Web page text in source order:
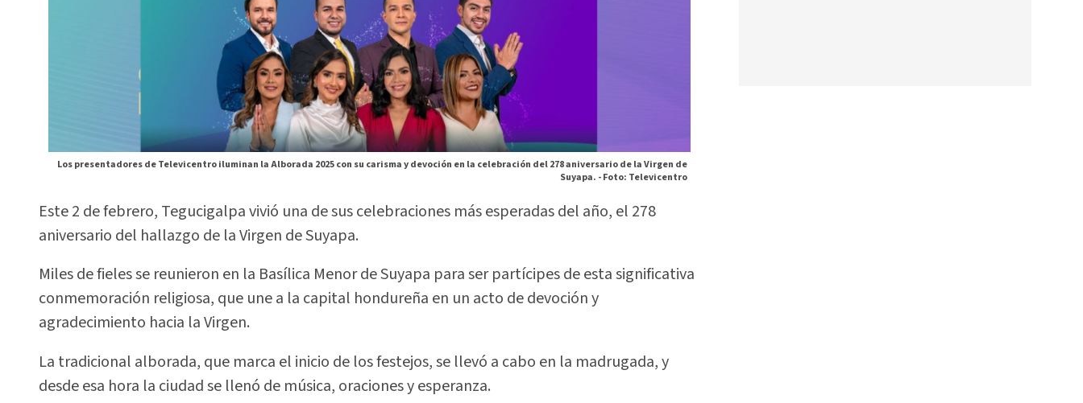
Los presentadores de Televicentro iluminan la Alborada 2025 con su carisma y devoción en la celebración del 278 aniversario de la Virgen de
Suyapa. -Foto: Televicentro
Este 2 de febrero, Tegucigalpa vivió una de sus celebraciones más esperadas del año, el 278
aniversario del hallazgo de la Virgen de Suyapa.
Miles de fieles se reunieron en la Basílica Menor de Suyapa para ser partícipes de esta significativa
conmemoración religiosa, que une a la capital hondureña en un acto de devoción y
agradecimiento hacia la Virgen.
La tradicional alborada, que marca el inicio de los festejos, se llevó a cabo en la madrugada, y
desde esa hora la ciudad se llenó de música, oraciones y esperanza.